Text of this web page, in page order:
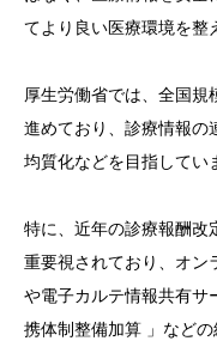
てより良い医療環境を整
厚生労働省では、全国規
進めており、診療情報の
均質化などを目指してい
特に、近年の診療報酬改
重要視されており、オン
や電子カルテ情報共有サ
携体制整備加算 」など